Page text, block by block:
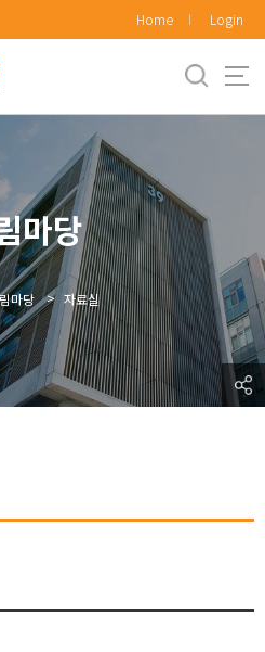
Home Login
마당
마당 > 자료실